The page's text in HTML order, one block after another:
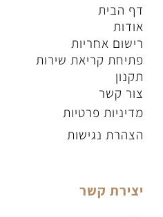
דף הבית
אודות
רישום אחריות
פתיחת קריאת שירות
תקנון
צור קשר
מדיניות פרטיות
הצהרת נגישות
יצירת קשר